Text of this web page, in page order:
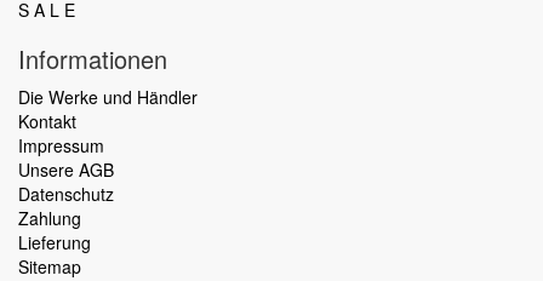
S A L E
Informationen
Die Werke und Händler
Kontakt
Impressum
Unsere AGB
Datenschutz
Zahlung
Lieferung
Sitemap